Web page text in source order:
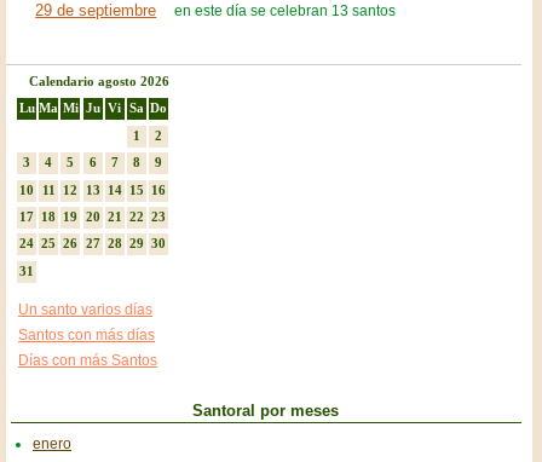
29 de septiembre en este día se celebran 13 santos
Calendario agosto 2026
Lu Ma Mi Ju Vi Sa Do
1
2
3
4 5 6 7 8
9
10
11 12 13 14 15
16
17 18 19 20 21 22
23
24 25 26 27 28 29
30
31
Un santo varios días
Santos con más días
Días con más Santos
Santoral por meses
enero